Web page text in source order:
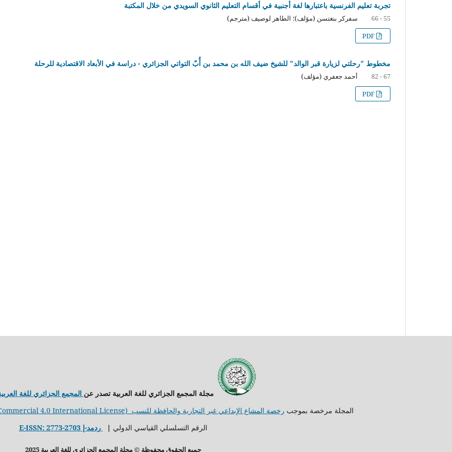
تجربة تعليم الفرنسية باعتبارها لغة أجنبية في أقسام التعليم الثانوي السويدي من خلال المكتبة
سفركر بنغتسن (مؤلف)؛ الطاهر لوصيف (مترجم)
55 - 66
مخطوط "رحلتي لزيارة قبر الوالد" للشيخ ضيف الله بن محمد بن أُبّ التواتي الجزائري - دراسة في الأبعاد الاقتصادية للرحلة
أحمد جعفري (مؤلف)
67 - 82
مجلة المجمع الجزائري للغة العربية تصدر عن المجمع الجزائري للغة
المجلة مرخصة بموجب رخصة المشاع الإبداعي غير التجارية والحافظة للنسب (Creative Commons Attribution-NonCommercial 4.0 International License)
الرقم التسلسلي القياسي الدولي
ردمد-إ E-ISSN: 2773-2703
جميع الحقوق محفوظة © مجلة المجمع الجزائري للغة العربية2025